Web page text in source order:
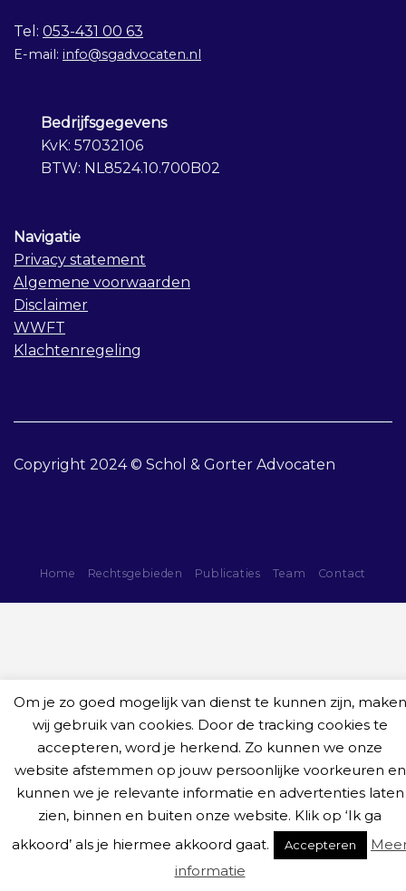
Tel: 053-431 00 63
E-mail: info@sgadvocaten.nl
Bedrijfsgegevens
KvK: 57032106
BTW: NL8524.10.700B02
Navigatie
Privacy statement
Algemene voorwaarden
Disclaimer
WWFT
Klachtenregeling
Copyright 2024 © Schol & Gorter Advocaten
Home Rechtsgebieden Publicaties Team Contact
Om je zo goed mogelijk van dienst te kunnen zijn, maken
wij gebruik van cookies. Door de tracking cookies te
accepteren, word je herkend. Zo kunnen we onze
website afstemmen op jouw persoonlijke voorkeuren en
kunnen we je relevante informatie en advertenties laten
zien, binnen en buiten onze website. Klik op ‘Ik ga
akkoord’ als je hiermee akkoord gaat.
Accepteren
informatie